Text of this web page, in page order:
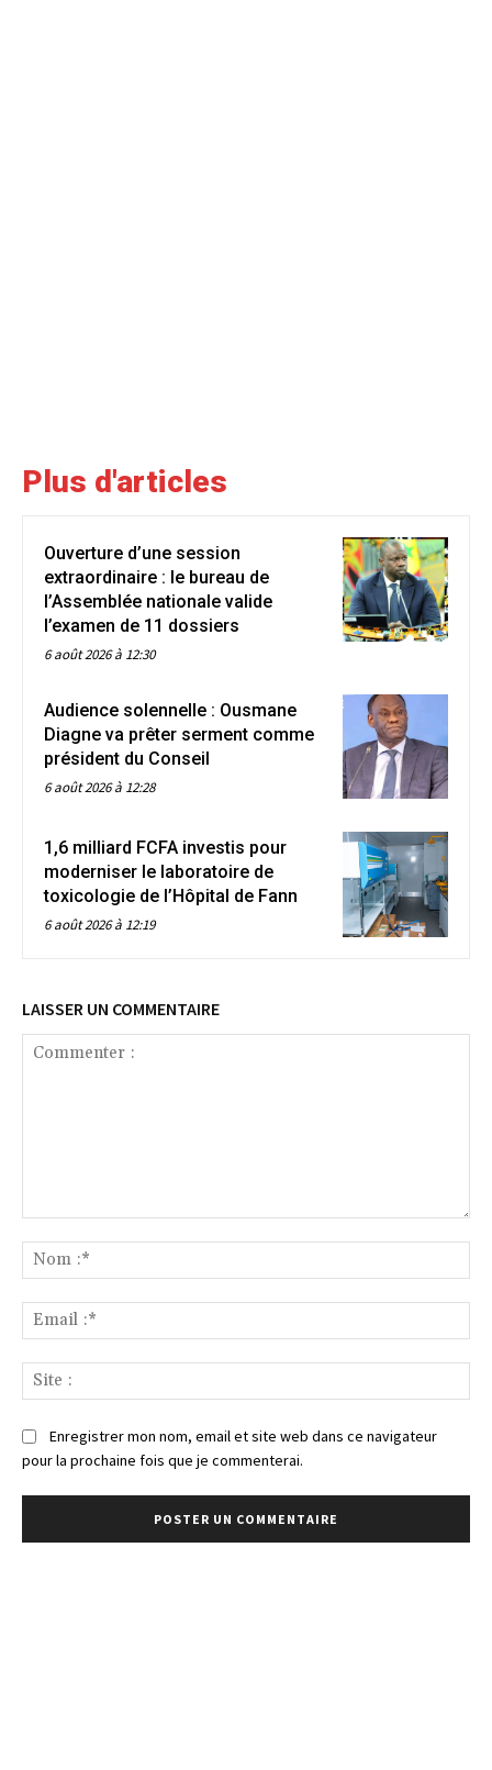
Plus d'articles
Ouverture d’une session
extraordinaire : le bureau de
l’Assemblée nationale valide
l’examen de 11 dossiers
6 août 2026 à 12:30
Audience solennelle : Ousmane
Diagne va prêter serment comme
président du Conseil
6 août 2026 à 12:28
1,6 milliard FCFA investis pour
moderniser le laboratoire de
toxicologie de l’Hôpital de Fann
6 août 2026 à 12:19
LAISSER UN COMMENTAIRE
:*
:*
:
Enregistrer mon nom, email et site web dans ce navigateur
pour la prochaine fois que je commenterai.